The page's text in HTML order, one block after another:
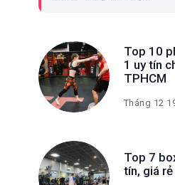
Top 10
1 uy tín
TPHCM
Tháng 12
Top 7
tín, giá